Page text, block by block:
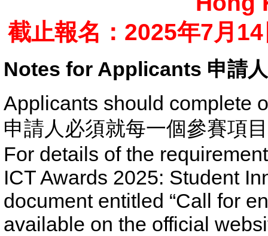
截止報名：2025年7月
Notes for Applicants 申請
Applicants should complete
申請人必須就每一個參賽項
For details of the
ICT Awards 2025: Student
document entitled “Call for
available on the official